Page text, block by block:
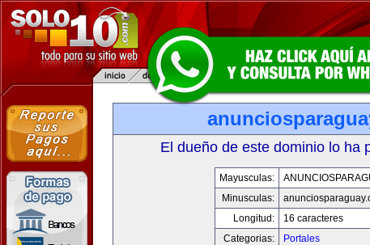
El dueño de este dominio lo ha
Mayusculas:
Minusculas:
Longitud:
16 caracteres
Categorias:
Portales